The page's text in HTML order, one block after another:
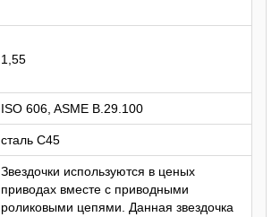
1,55
ISO 606, ASME B.29.100
сталь C45
Звездочки используются в ценых
приводах вместе с приводными
роликовыми цепями. Данная звездочка